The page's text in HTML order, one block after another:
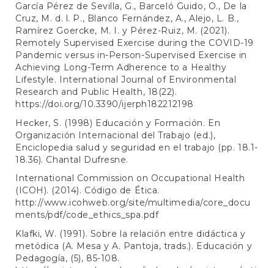
García Pérez de Sevilla, G., Barceló Guido, O., De la
Cruz, M. d. l. P., Blanco Fernández, A., Alejo, L. B.,
Ramírez Goercke, M. I. y Pérez-Ruiz, M. (2021).
Remotely Supervised Exercise during the COVID-19
Pandemic versus in-Person-Supervised Exercise in
Achieving Long-Term Adherence to a Healthy
Lifestyle. International Journal of Environmental
Research and Public Health, 18(22).
https://doi.org/10.3390/ijerph182212198
Hecker, S. (1998) Educación y Formación. En
Organización Internacional del Trabajo (ed.),
Enciclopedia salud y seguridad en el trabajo (pp. 18.1-
18.36). Chantal Dufresne.
International Commission on Occupational Health
(ICOH). (2014). Código de Ética.
http://www.icohweb.org/site/multimedia/core_docu
ments/pdf/code_ethics_spa.pdf
Klafki, W. (1991). Sobre la relación entre didáctica y
metódica (A. Mesa y A. Pantoja, trads.). Educación y
Pedagogía, (5), 85-108.